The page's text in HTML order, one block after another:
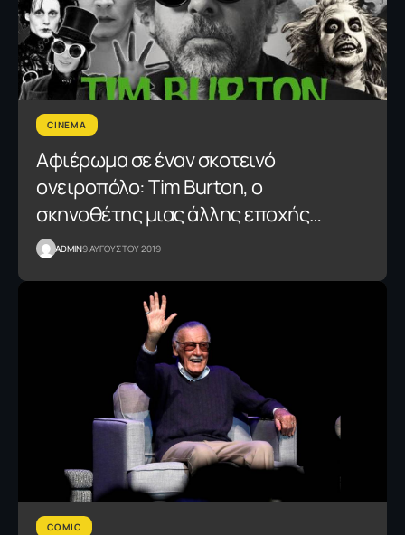
CINEMA
Αφιέρωμα σε έναν σκοτεινό
ονειροπόλο: Tim Burton, ο
σκηνοθέτης μιας άλλης εποχής…
ADMIN9 ΑΥΓΟΥΣΤΟΥ 2019
COMIC